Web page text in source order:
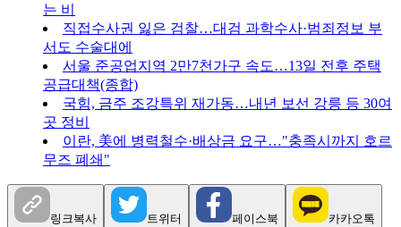
는 비
직접수사권 잃은 검찰…대검 과학수사·범죄정보 부
서도 수술대에
서울 준공업지역 2만7천가구 속도…13일 전후 주택
공급대책(종합)
국힘, 금주 조강특위 재가동…내년 보선 강릉 등 30여
곳 정비
이란, 美에 병력철수·배상금 요구…"충족시까지 호르
무즈 폐쇄"
링크복사 트위터 페이스북 카카오톡